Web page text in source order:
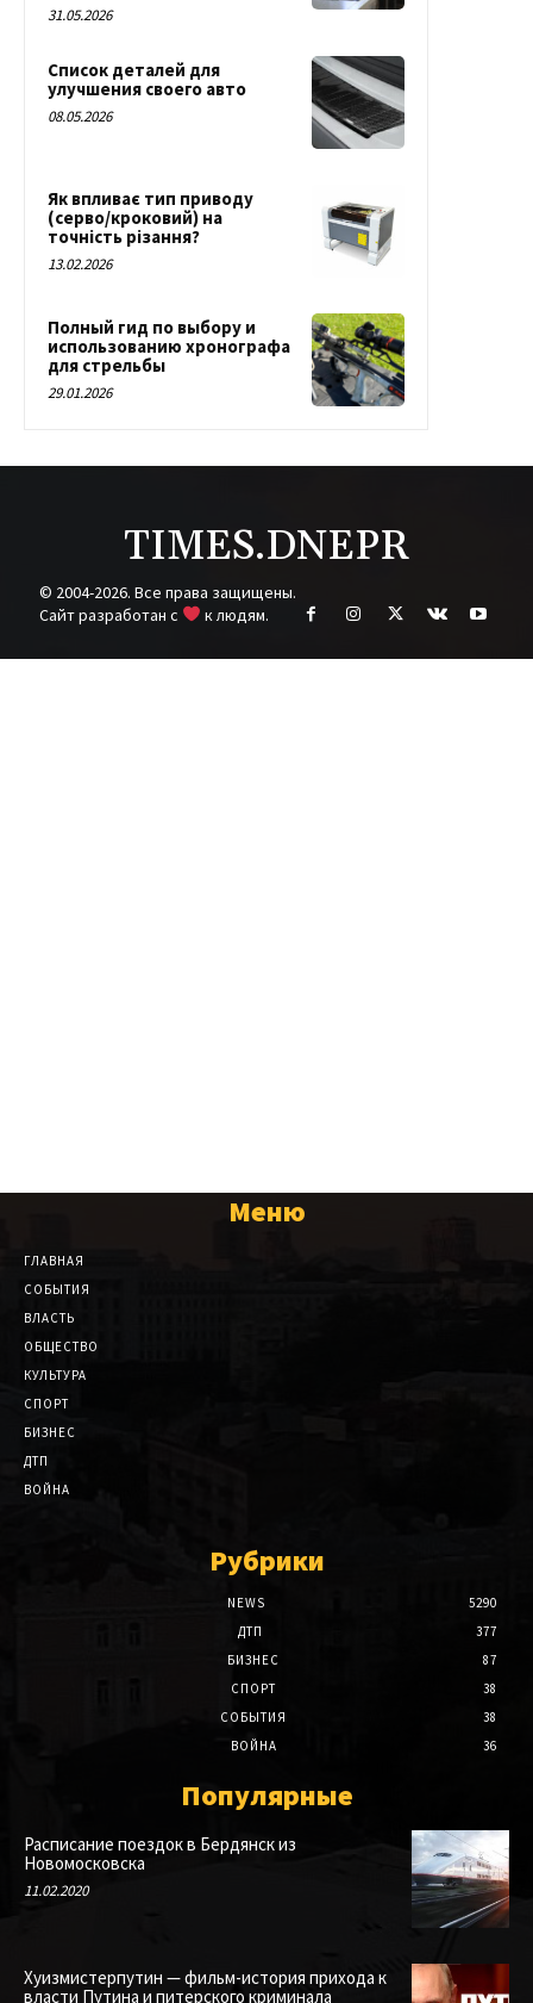
31.05.2026
Список деталей для
улучшения своего авто
08.05.2026
Як впливає тип приводу
(серво/кроковий) на
точність різання?
13.02.2026
Полный гид по выбору и
использованию хронографа
для стрельбы
29.01.2026
TIMES.DNEPR
© 2004-2026. Все права защищены.
Cайт разработан с
к людям.
Меню
ГЛАВНАЯ
СОБЫТИЯ
ВЛАСТЬ
ОБЩЕСТВО
КУЛЬТУРА
СПОРТ
БИЗНЕС
ДТП
ВОЙНА
Рубрики
NEWS
5290
ДТП
377
БИЗНЕС
87
СПОРТ
38
СОБЫТИЯ
38
ВОЙНА
36
Популярные
Расписание поездок в Бердянск из
Новомосковска
11.02.2020
Хуизмистерпутин — фильм-история прихода к
власти Путина и питерского криминала